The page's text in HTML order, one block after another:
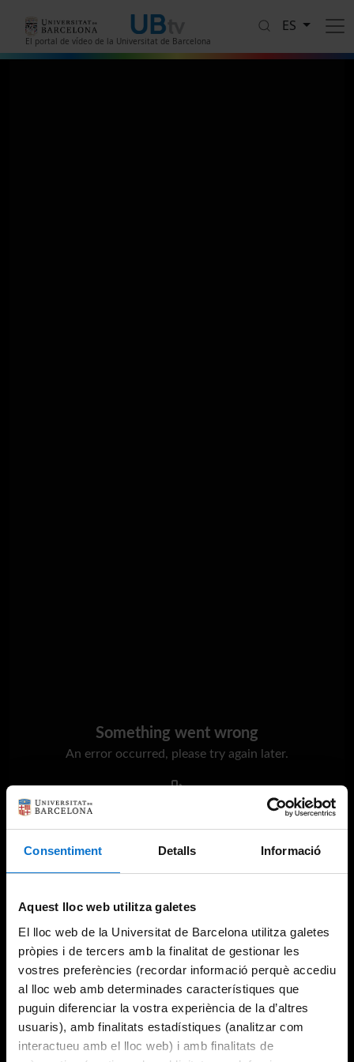
Consentiment Detalls Informació
Aquest lloc web utilitza galetes
El lloc web de la Universitat de Barcelona utilitza galetes
pròpies i de tercers amb la finalitat de gestionar les
vostres preferències (recordar informació perquè accediu
al lloc web amb determinades característiques que
puguin diferenciar la vostra experiència de la d’altres
usuaris), amb finalitats estadístiques (analitzar com
interactueu amb el lloc web) i amb finalitats de
El portal de vídeo de la Universitat de Barcelona
ES
Something went wrong
An error occurred, please try again later.